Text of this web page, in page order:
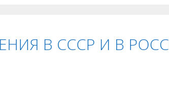
В СССР И В